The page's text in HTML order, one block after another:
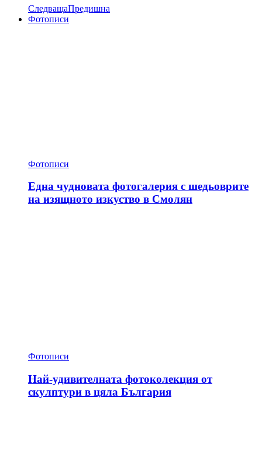
СледващаПредишна
Фотописи
Фотописи
Една чудновата фотогалерия с шедьоврите
на изящното изкуство в Смолян
Фотописи
Най-удивителната фотоколекция от
скулптури в цяла България